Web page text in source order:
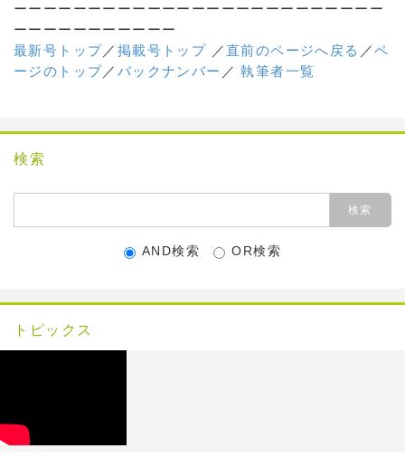
ーーーーーーーーーーーーーーーーーーーーーーーーー
ーーーーーーーーーーー
最新号トップ／ 掲載号トップ ／直前のページへ戻る ／ペ
ージのトップ／ バックナンバー ／執筆者一覧
検索
AND検索 OR検索
トピックス